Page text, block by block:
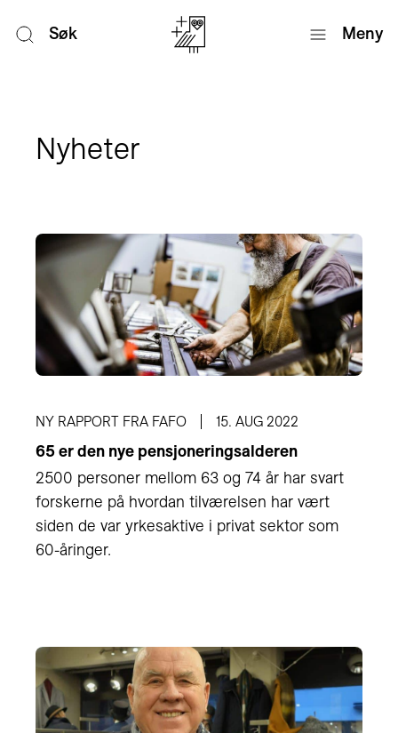
Søk Meny
Nyheter
NY RAPPORT FRA FAFO 15. AUG 2022
65 er den nye pensjoneringsalderen
2500 personer mellom 63 og 74 år har svart
forskerne på hvordan tilværelsen har vært
siden de var yrkesaktive i privat sektor som
60-åringer.